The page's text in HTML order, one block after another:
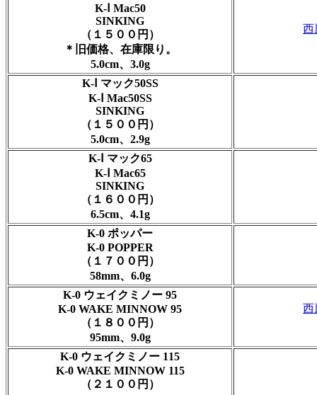
K-Ⅰ Mac50
SINKING
（１５００円）
＊旧価格、在庫限り。
5.0cm、3.0g
西
K-Ⅰ マック50SS
K-Ⅰ Mac50SS
SINKING
（１５００円）
5.0cm、2.9g
K-Ⅰ マック65
K-Ⅰ Mac65
SINKING
（１６００円）
6.5cm、4.1g
K-0 ポッパー
K-0 POPPER
（１７００円）
58mm、6.0g
K-0 ウェイクミノー 95
K-0 WAKE MINNOW 95
（１８００円）
95mm、9.0g
西
K-0 ウェイクミノー 115
K-0 WAKE MINNOW 115
（２１００円）